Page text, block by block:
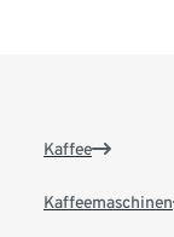
Kaffee
Kaffeemaschinen